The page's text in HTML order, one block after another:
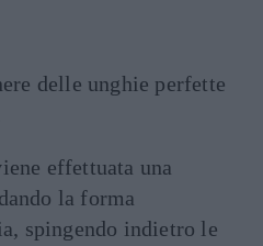
delle unghie perfette
effettuata una
la forma
spingendo indietro le